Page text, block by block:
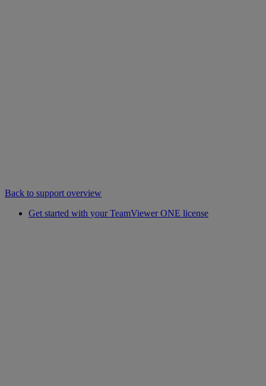
Back to support overview
Get started with your TeamViewer ONE license